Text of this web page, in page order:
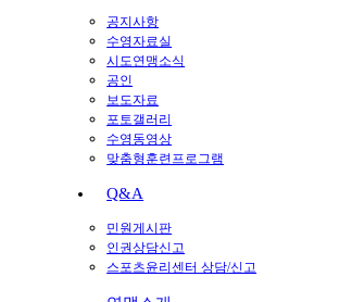
공지사항
수영자료실
시도연맹소식
공인
보도자료
포토갤러리
수영동영상
맞춤형훈련프로그램
Q&A
민원게시판
인권상담신고
스포츠윤리센터 상담/신고